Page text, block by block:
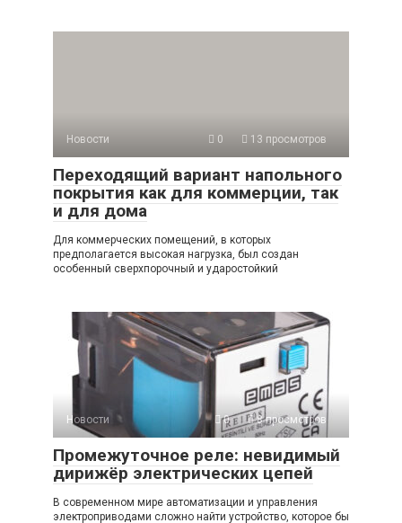
Новости 0 13 просмотров
Переходящий вариант напольного
покрытия как для коммерции, так
и для дома
Для коммерческих помещений, в которых
предполагается высокая нагрузка, был создан
особенный сверхпорочный и ударостойкий
Новости 0 8 просмотров
Промежуточное реле: невидимый
дирижёр электрических цепей
В современном мире автоматизации и управления
электроприводами сложно найти устройство, которое бы